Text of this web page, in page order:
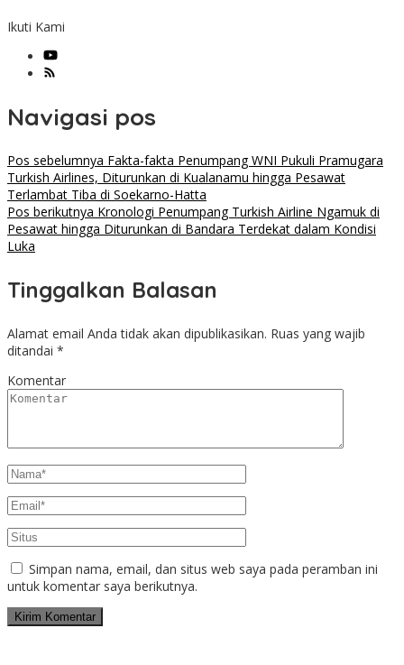
Ikuti Kami
Navigasi pos
Pos sebelumnya Fakta-fakta Penumpang WNI Pukuli Pramugara
Turkish Airlines, Diturunkan di Kualanamu hingga Pesawat
Terlambat Tiba di Soekarno-Hatta
Pos berikutnya Kronologi Penumpang Turkish Airline Ngamuk di
Pesawat hingga Diturunkan di Bandara Terdekat dalam Kondisi
Luka
Tinggalkan Balasan
Alamat email Anda tidak akan dipublikasikan. Ruas yang wajib
ditandai *
Komentar
Simpan nama, email, dan situs web saya pada peramban ini
untuk komentar saya berikutnya.